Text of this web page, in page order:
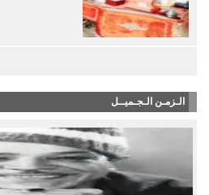
الـزمـن الـجـميــل